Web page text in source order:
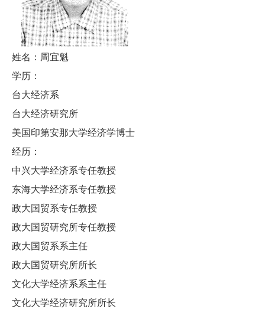
姓名：周宜魁
学历：
台大经济系
台大经济研究所
美国印第安那大学经济学博士
经历：
中兴大学经济系专任教授
东海大学经济系专任教授
政大国贸系专任教授
政大国贸研究所专任教授
政大国贸系系主任
政大国贸研究所所长
文化大学经济系系主任
文化大学经济研究所所长